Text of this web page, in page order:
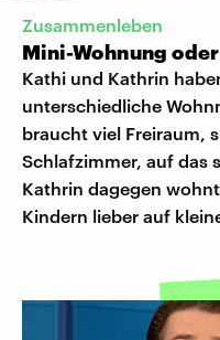
Zusammenleben
Mini-Wohnung
Kathi und Kathrin
unterschiedliche
braucht viel Freiraum,
Schlafzimmer, auf das
Kathrin dagegen
Kindern lieber auf